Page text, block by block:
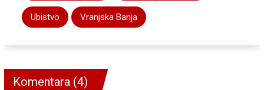
Ubistvo Vranjska Banja
Komentara (4)